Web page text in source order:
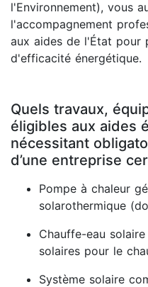
l'Environnement), vous
l'accompagnement
aux aides de l'État pour
d'efficacité énergétique.
Quels travaux,
éligibles aux aides
nécessitant
d’une entreprise
Pompe à chaleur
solarothermique
Chauffe-eau
solaires pour le
Système solaire